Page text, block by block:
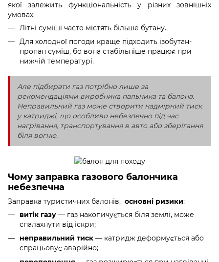
якої залежить функціональність у різних зовнішніх
умовах:
Літні суміші часто містять більше бутану.
Для холодної погоди краще підходить ізобутан-
пропан суміш, бо вона стабільніше працює при
нижчій температурі.
Але підбирати газ потрібно лише за
рекомендаціями виробника пальника та балона.
Неправильний газ може створити надмірний тиск
у катриджі, що особливо небезпечно під час
нагрівання, транспортування в авто або зберігання
біля вогню.
Чому заправка газового балончика
небезпечна
Заправка туристичних балонів, основні ризики:
витік газу — газ накопичується біля землі, може
спалахнути від іскри;
неправильний тиск — катридж деформується або
спрацьовує аварійно;